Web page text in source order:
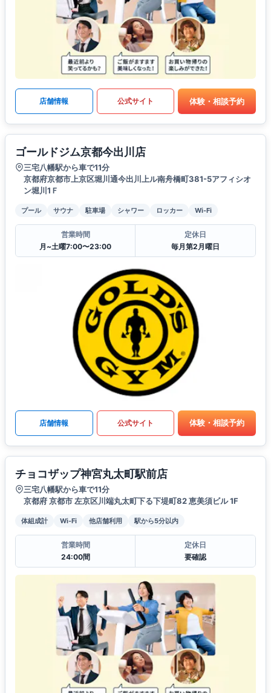
店舗情報 公式サイト 体験・相談予約
ゴールドジム京都今出川店
三宅八幡駅から車で11分
京都府京都市上京区堀川通今出川上ル南舟橋町381-5アフィシオ
ン堀川1Ｆ
プール サウナ 駐車場 シャワー ロッカー Wi-Fi
営業時間
月~土曜7:00〜23:00
定休日
毎月第2月曜日
店舗情報 公式サイト 体験・相談予約
チョコザップ神宮丸太町駅前店
三宅八幡駅から車で11分
京都府 京都市 左京区川端丸太町下る下堤町82 恵美須ビル 1F
体組成計 Wi-Fi 他店舗利用 駅から5分以内
営業時間
24:00間
定休日
要確認